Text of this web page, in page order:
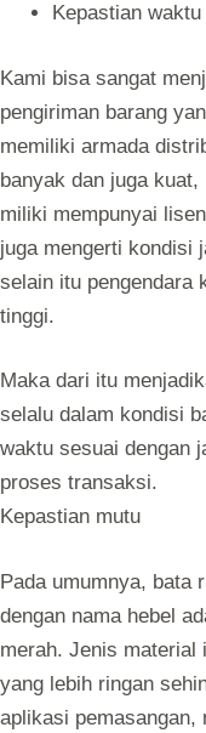
Kepastian
Kami bisa sangat
pengiriman barang
memiliki armada
banyak dan juga
miliki mempunyai
juga mengerti kondisi
selain itu pengendara
tinggi.
Maka dari itu
selalu dalam kondisi
waktu sesuai dengan
proses transaksi.
Kepastian mutu
Pada umumnya, bata
dengan nama hebel
merah. Jenis material
yang lebih ringan
aplikasi pemasangan,